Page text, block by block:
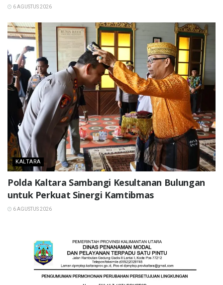
6 AGUSTUS 2026
KALTARA
Polda Kaltara Sambangi Kesultanan Bulungan
untuk Perkuat Sinergi Kamtibmas
6 AGUSTUS 2026